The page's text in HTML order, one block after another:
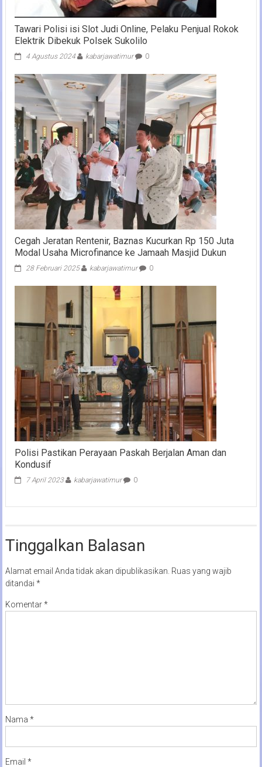
Tawari Polisi isi Slot Judi Online, Pelaku Penjual Rokok
Elektrik Dibekuk Polsek Sukolilo
4 Agustus 2024 kabarjawatimur 0
Cegah Jeratan Rentenir, Baznas Kucurkan Rp 150 Juta
Modal Usaha Microfinance ke Jamaah Masjid Dukun
28 Februari 2025 kabarjawatimur 0
Polisi Pastikan Perayaan Paskah Berjalan Aman dan
Kondusif
7 April 2023 kabarjawatimur 0
Tinggalkan Balasan
Alamat email Anda tidak akan dipublikasikan. Ruas yang wajib
ditandai *
Komentar*
Nama *
Email *